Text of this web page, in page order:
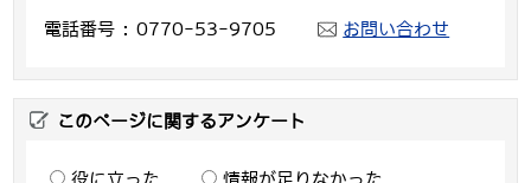
電話番号 0770-53-9705 お問い合わせ
このページに関するアンケート
役に立った 情報が足りなかった